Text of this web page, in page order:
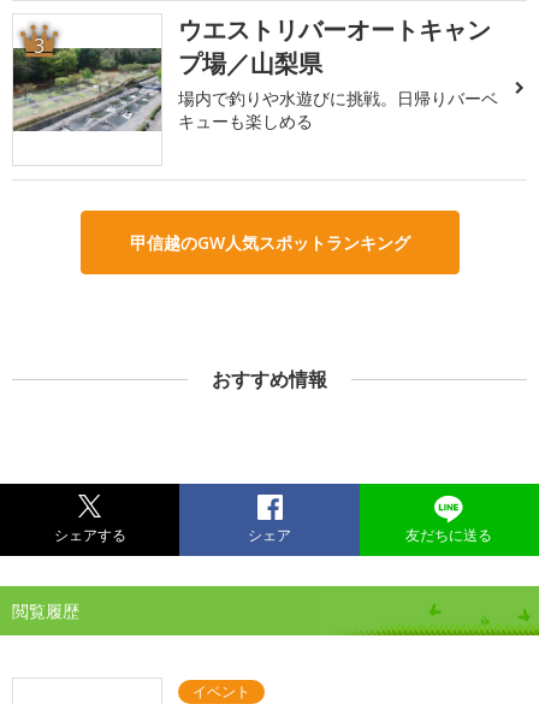
3
ウエストリバーオートキャン
プ場／山梨県
場内で釣りや水遊びに挑戦。日帰りバーベ
キューも楽しめる
甲信越のGW人気スポットランキング
おすすめ情報
シェアする シェア 友だちに送る
閲覧履歴